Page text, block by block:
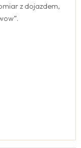
z dojazdem,